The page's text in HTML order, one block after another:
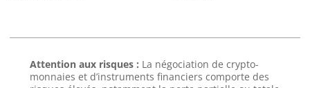
Attention aux risques : La négociation de crypto-
monnaies et d’instruments financiers comporte des